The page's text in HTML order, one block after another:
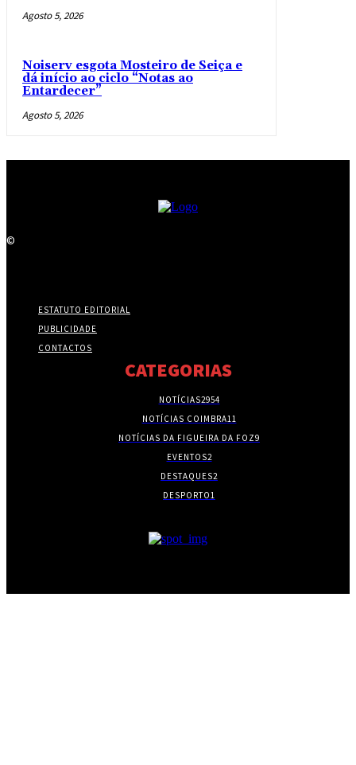
Agosto 5, 2026
Noiserv esgota Mosteiro de Seiça e
dá início ao ciclo “Notas ao
Entardecer”
Agosto 5, 2026
©
ESTATUTO EDITORIAL
PUBLICIDADE
CONTACTOS
CATEGORIAS
NOTÍCIAS2954
NOTÍCIAS COIMBRA11
NOTÍCIAS DA FIGUEIRA DA FOZ9
EVENTOS2
DESTAQUES2
DESPORTO1